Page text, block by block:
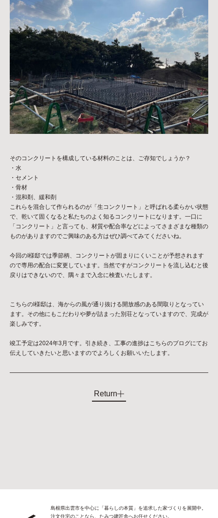
そのコンクリートを構成している材料のことは、ご存知でしょうか？
・水
・セメント
・骨材
・混和剤、緩和剤
これらを混合して作られるのが「生コンクリート」と呼ばれる柔らかい状態
で、乾いて固くなると私たちのよく知るコンクリートになります。一口に
「コンクリート」と言っても、材質や配合率などによってさまざまな種類の
ものがありますのでご興味のある方はぜひ調べてみてくださいね。
今回のI様邸では季節柄、コンクリートが固まりにくいことが予想されます
ので専用の配合に変更しています。当然ですがコンクリートを流し込むと後
戻りはできないので、隅々まで入念に検査いたします。
こちらのI様邸は、海からの風が通り抜ける開放感のある間取りとなってい
ます。その他にもこだわりや夢が詰まった別荘となっていますので、完成が
楽しみです。
竣工予定は2024年3月です。引き続き、工事の進捗はこちらのブログにてお
伝えしていきたいと思いますのでよろしくお願いいたします。
Return
島根県出雲市を中心に「暮らしの本質」を追求した家づくりを展開中。
注文住宅のことなら、たみつ建匠舎へお任せください。